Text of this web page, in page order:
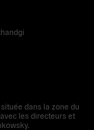
située dans la zone du
les directeurs et